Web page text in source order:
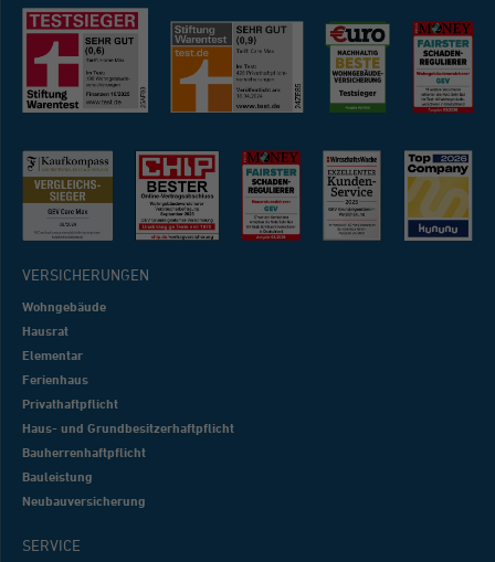
VERSICHERUNGEN
Wohngebäude
Hausrat
Elementar
Ferienhaus
Privathaftpflicht
Haus- und Grundbesitzerhaftpflicht
Bauherrenhaftpflicht
Bauleistung
Neubauversicherung
SERVICE